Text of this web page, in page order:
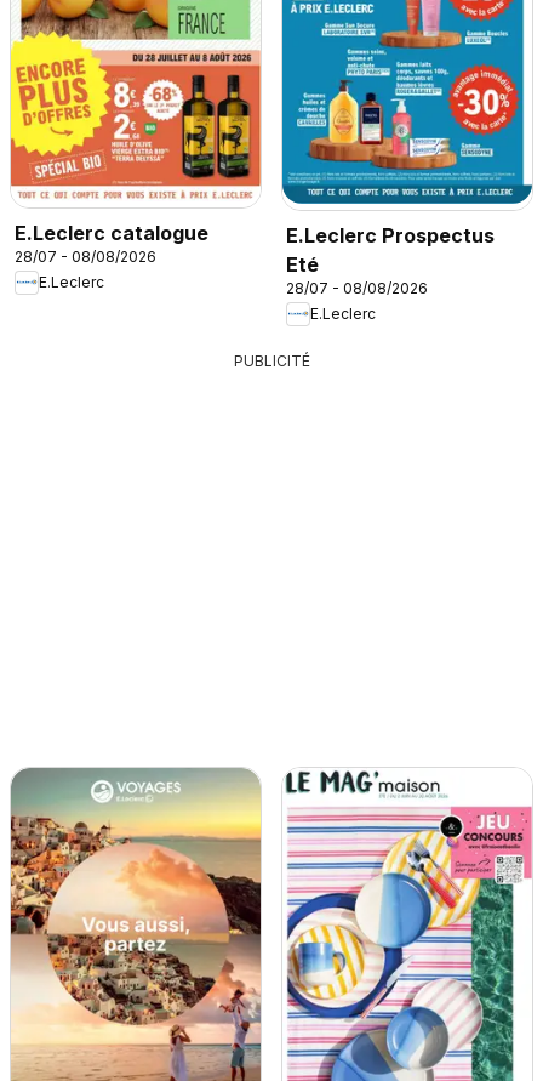
E.Leclerc catalogue
28/07 - 08/08/2026
E.Leclerc
E.Leclerc Prospectus
Eté
28/07 - 08/08/2026
E.Leclerc
PUBLICITÉ